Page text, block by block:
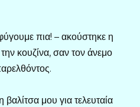
πια! – ακούστηκε η
κουζίνα, σαν τον άνεμο
μου για τελευταία